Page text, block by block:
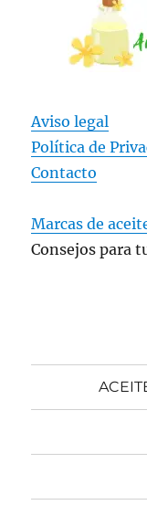
Aviso legal
Política de
Contacto
Marcas de
Consejos para